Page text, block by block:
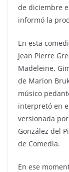
de diciembre
informó la
En esta
Jean Pierre
Madeleine,
de Marion
músico
interpretó en
versionada
González del
de Comedia.
En ese